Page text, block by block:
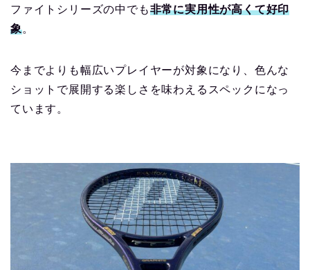
ファイトシリーズの中でも非常に実用性が高くて好印
象。
今までよりも幅広いプレイヤーが対象になり、色んな
ショットで展開する楽しさを味わえるスペックになっ
ています。